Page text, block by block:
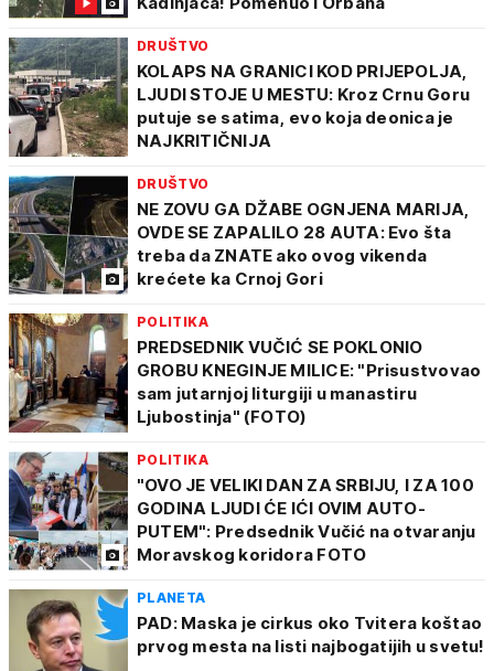
DRUŠTVO
KOLAPS NA GRANICI KOD PRIJEPOLJA,
LJUDI STOJE U MESTU: Kroz Crnu Goru
putuje se satima, evo koja deonica je
NAJKRITIČNIJA
DRUŠTVO
NE ZOVU GA DŽABE OGNJENA MARIJA,
OVDE SE ZAPALILO 28 AUTA: Evo šta
treba da ZNATE ako ovog vikenda
krećete ka Crnoj Gori
POLITIKA
PREDSEDNIK VUČIĆ SE POKLONIO
GROBU KNEGINJE MILICE: "Prisustvovao
sam jutarnjoj liturgiji u manastiru
Ljubostinja" (FOTO)
POLITIKA
"OVO JE VELIKI DAN ZA SRBIJU, I ZA 100
GODINA LJUDI ĆE IĆI OVIM AUTO-
PUTEM": Predsednik Vučić na otvaranju
Moravskog koridora FOTO
PLANETA
PAD: Maska je cirkus oko Tvitera koštao
prvog mesta na listi najbogatijih u svetu!